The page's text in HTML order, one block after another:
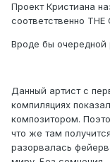
Проект Кристиана
соответственно THE
Вроде бы очередной
Данный артист с
компиляциях
композитором.
что же там
разорвалась